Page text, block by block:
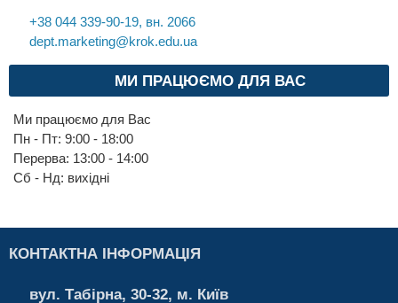
+38 044 339-90-19, вн. 2066
dept.marketing@krok.edu.ua
МИ ПРАЦЮЄМО ДЛЯ ВАС
Ми працюємо для Вас
Пн - Пт: 9:00 - 18:00
Перерва: 13:00 - 14:00
Cб - Нд: вихідні
КОНТАКТНА ІНФОРМАЦІЯ
вул. Табірна, 30-32, м. Київ